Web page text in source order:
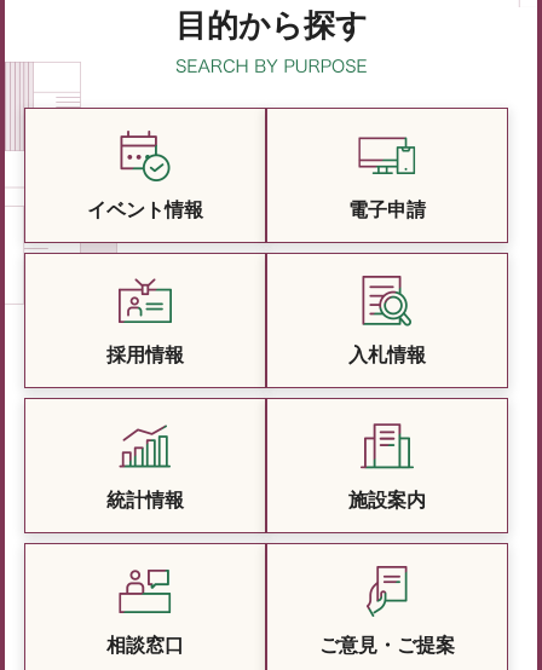
目的から探す
イベント情報 電子申請
採用情報 入札情報
統計情報 施設案内
相談窓口 ご意見・ご提案